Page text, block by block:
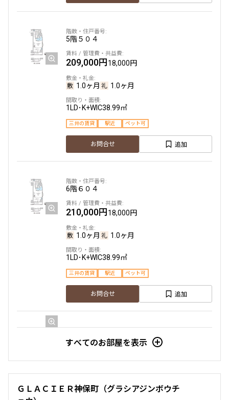
より詳細な絞り込み
建物施設やお部屋の設備、方位、階数などの絞り込みが
設定する
274
お部屋を再検索
5階５０４
209,000円18,000円
1.0ヶ月 1.0ヶ月
1LD･K+WIC38.99㎡
三井の賃貸 駅近 ペット可
お問合せ 追加
6階６０４
210,000円18,000円
1.0ヶ月 1.0ヶ月
1LD･K+WIC38.99㎡
三井の賃貸 駅近 ペット可
お問合せ 追加
4階４０１
245,000円20,000円
1.0ヶ月 1.0ヶ月
すべてのお部屋を表示
ＧＬＡＣＩＥＲ神保町（グラシアジンボウチ